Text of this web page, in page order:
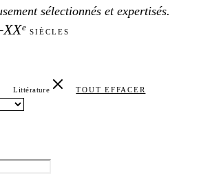
sélectionnés et expertisés.
SIÈCLES
Littérature TOUT EFFACER